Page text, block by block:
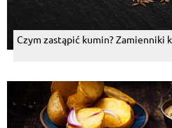
Czym zastąpić kumin? Zamienniki